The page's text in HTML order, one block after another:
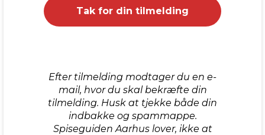
Efter tilmelding modtager du en e-
mail, hvor du skal bekræfte din
tilmelding. Husk at tjekke både din
indbakke og spammappe.
Spiseguiden Aarhus lover, ikke at